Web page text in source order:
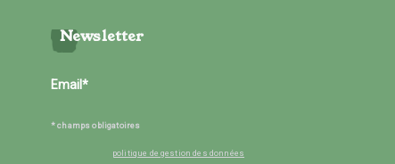
Newsletter
* champs obligatoires
politique de gestion des données